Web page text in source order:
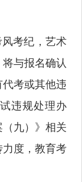
考纪，艺术
与报名确认
考或其他违
违规处理办
九）》相关
度，教育考